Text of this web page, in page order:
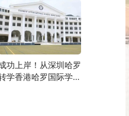
功上岸！从深圳哈罗
学香港哈罗国际学